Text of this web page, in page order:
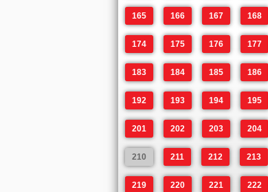
165 166 167 168
174 175 176 177
183 184 185 186
192 193 194 195
201 202 203 204
210 211 212 213
219 220 221 222